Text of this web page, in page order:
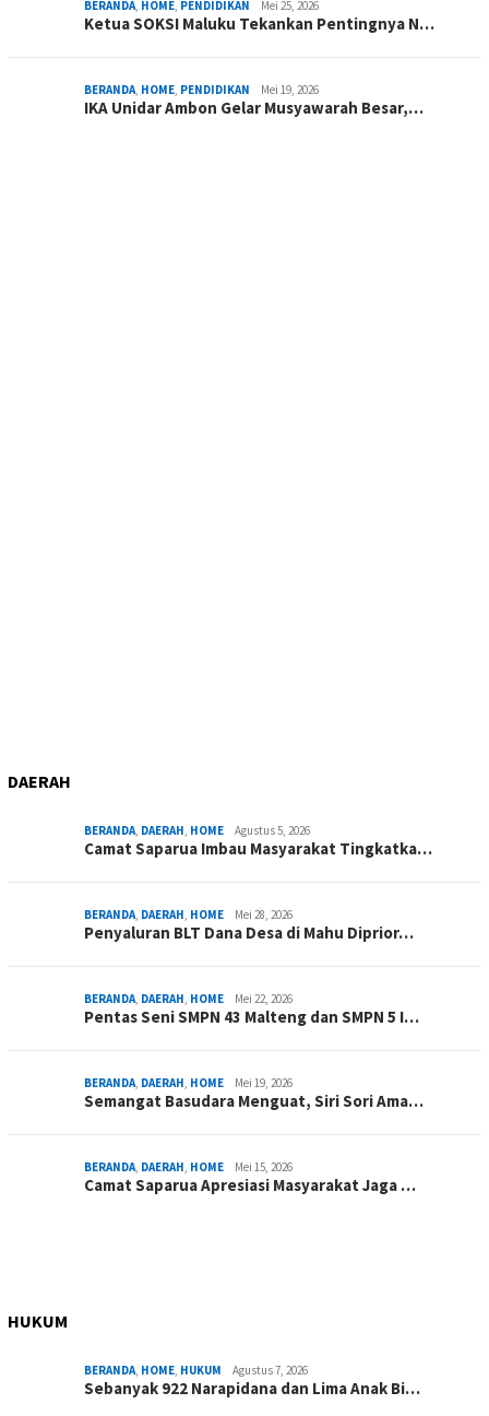
BERANDA, HOME, PENDIDIKAN Mei 25, 2026
Ketua SOKSI Maluku Tekankan Pentingnya N…
BERANDA, HOME, PENDIDIKAN Mei 19, 2026
IKA Unidar Ambon Gelar Musyawarah Besar,…
DAERAH
BERANDA, DAERAH, HOME Agustus 5, 2026
Camat Saparua Imbau Masyarakat Tingkatka…
BERANDA, DAERAH, HOME Mei 28, 2026
Penyaluran BLT Dana Desa di Mahu Diprior…
BERANDA, DAERAH, HOME Mei 22, 2026
Pentas Seni SMPN 43 Malteng dan SMPN 5 I…
BERANDA, DAERAH, HOME Mei 19, 2026
Semangat Basudara Menguat, Siri Sori Ama…
BERANDA, DAERAH, HOME Mei 15, 2026
Camat Saparua Apresiasi Masyarakat Jaga …
HUKUM
BERANDA, HOME, HUKUM Agustus 7, 2026
Sebanyak 922 Narapidana dan Lima Anak Bi…